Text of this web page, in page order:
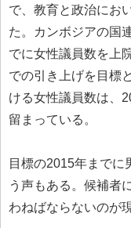
で、教育と政治にお
た。カンボジアの国
でに女性議員数を上
での引き上げを目標
ける女性議員数は、
留まっている。
目標の2015年までに
う声もある。候補者
わねばならないのが